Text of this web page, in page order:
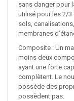
sans danger pour
utilisé pour les 2/3
sols,
membranes
Composite : Un
moins deux
ayant une forte
complètent. Le
possède des
possèdent pas.